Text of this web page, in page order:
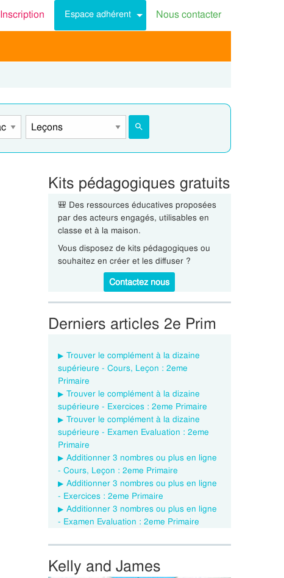
Inscription Espace adhérent Nous contacter
Kits pédagogiques gratuits
🎒 Des ressources éducatives proposées
par des acteurs engagés, utilisables en
classe et à la maison.
Vous disposez de kits pédagogiques ou
souhaitez en créer et les diffuser ?
Contactez nous
Derniers articles 2e Prim
Trouver le complément à la dizaine
supérieure - Cours, Leçon : 2eme
Primaire
Trouver le complément à la dizaine
supérieure - Exercices : 2eme Primaire
Trouver le complément à la dizaine
supérieure - Examen Evaluation : 2eme
Primaire
Additionner 3 nombres ou plus en ligne
- Cours, Leçon : 2eme Primaire
Additionner 3 nombres ou plus en ligne
- Exercices : 2eme Primaire
Additionner 3 nombres ou plus en ligne
- Examen Evaluation : 2eme Primaire
Kelly and James